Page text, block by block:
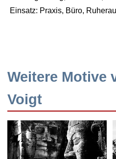
Einsatz: Praxis, Büro,
Weitere Motive
Voigt